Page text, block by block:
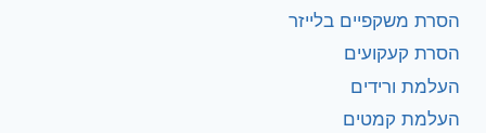
הסרת משקפיים בלייזר
הסרת קעקועים
העלמת ורידים
העלמת קמטים